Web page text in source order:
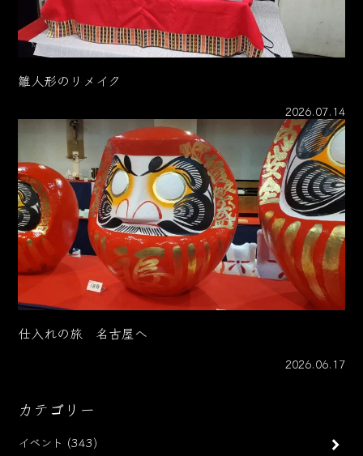
雛人形のリメイク
2026.07.14
仕入れの旅 名古屋へ
2026.06.17
カテゴリー
イベント (343)